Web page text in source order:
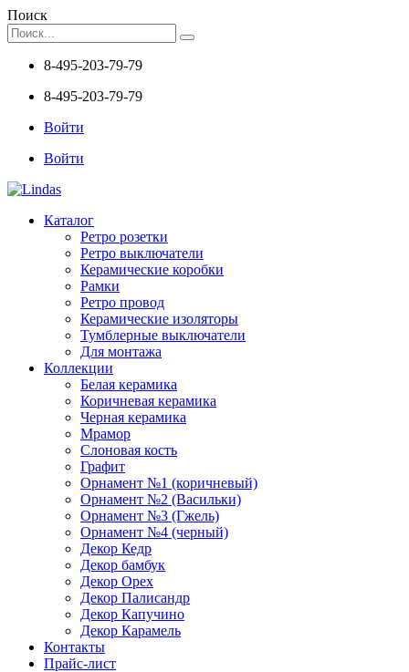
Поиск
8-495-203-79-79
8-495-203-79-79
Войти
Войти
Каталог
Ретро розетки
Ретро выключатели
Керамические коробки
Рамки
Ретро провод
Керамические изоляторы
Тумблерные выключатели
Для монтажа
Коллекции
Белая керамика
Коричневая керамика
Черная керамика
Мрамор
Слоновая кость
Графит
Орнамент №1 (коричневый)
Орнамент №2 (Васильки)
Орнамент №3 (Гжель)
Орнамент №4 (черный)
Декор Кедр
Декор бамбук
Декор Орех
Декор Палисандр
Декор Капучино
Декор Карамель
Контакты
Прайс-лист